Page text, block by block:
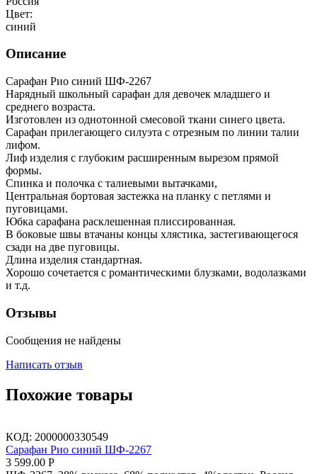
Цвет:
синий
Описание
Сарафан Рио синий ШФ-2267
Нарядный школьный сарафан для девочек младшего и
среднего возраста.
Изготовлен из однотонной смесовой ткани синего цвета.
Сарафан прилегающего силуэта с отрезным по линии талии
лифом.
Лиф изделия с глубоким расширенным вырезом прямой
формы.
Спинка и полочка с талиевыми вытачками,
Центральная бортовая застежка на планку с петлями и
пуговицами.
Юбка сарафана расклешенная плиссированная.
В боковые швы втачаны концы хлястика, застегивающегося
сзади на две пуговицы.
Длина изделия стандартная.
Хорошо сочетается с романтическими блузками, водолазками
и т.д.
Отзывы
Сообщения не найдены
Написать отзыв
Похожие товары
КОД: 2000000330549
Сарафан Рио синий ШФ-2267
3 599.00 Р